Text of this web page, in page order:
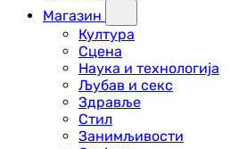
Магазин
Култура
Сцена
Наука и технологија
Љубав и секс
Здравље
Стил
Занимљивости